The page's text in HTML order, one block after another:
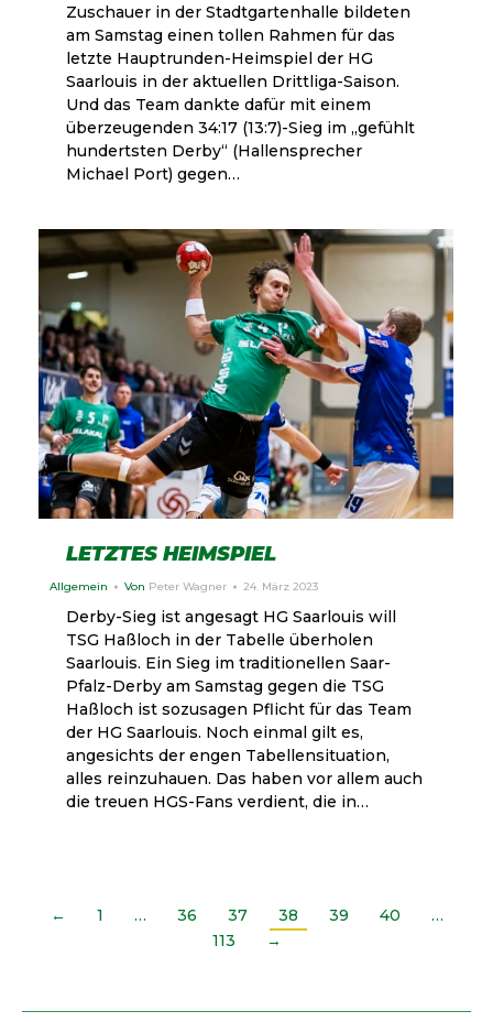
Zuschauer in der Stadtgartenhalle bildeten
am Samstag einen tollen Rahmen für das
letzte Hauptrunden-Heimspiel der HG
Saarlouis in der aktuellen Drittliga-Saison.
Und das Team dankte dafür mit einem
überzeugenden 34:17 (13:7)-Sieg im „gefühlt
hundertsten Derby“ (Hallensprecher
Michael Port) gegen…
LETZTES HEIMSPIEL
Allgemein Von Peter Wagner 24. März 2023
Derby-Sieg ist angesagt HG Saarlouis will
TSG Haßloch in der Tabelle überholen
Saarlouis. Ein Sieg im traditionellen Saar-
Pfalz-Derby am Samstag gegen die TSG
Haßloch ist sozusagen Pflicht für das Team
der HG Saarlouis. Noch einmal gilt es,
angesichts der engen Tabellensituation,
alles reinzuhauen. Das haben vor allem auch
die treuen HGS-Fans verdient, die in…
← 1 … 36 37 38 39 40
…
113
→